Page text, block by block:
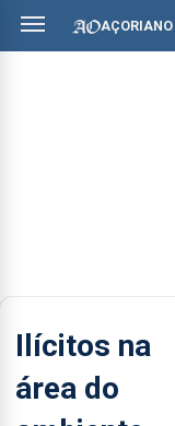
Ilícitos na
área do